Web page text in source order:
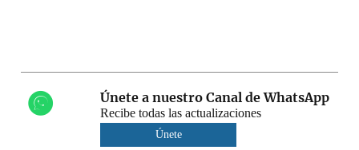
Únete a nuestro Canal de WhatsApp
Recibe todas las actualizaciones
Únete